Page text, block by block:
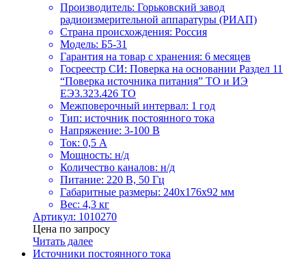
Производитель: Горьковский завод
радиоизмерительной аппаратуры (РИАП)
Страна происхождения: Россия
Модель: Б5-31
Гарантия на товар с хранения: 6 месяцев
Госреестр СИ: Поверка на основании Раздел 11
“Поверка источника питания” ТО и ИЭ
ЕЭ3.323.426 ТО
Межповерочный интервал: 1 год
Тип: источник постоянного тока
Напряжение: 3-100 В
Ток: 0,5 А
Мощность: н/д
Количество каналов: н/д
Питание: 220 В, 50 Гц
Габаритные размеры: 240х176х92 мм
Вес: 4,3 кг
Артикул: 1010270
Цена по запросу
Читать далее
Источники постоянного тока